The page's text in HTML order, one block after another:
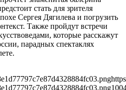
стать для зрителя
Сергея Дягилева и погрузить
Также пройдут встречи
которые расскажут
парадных спектаклях